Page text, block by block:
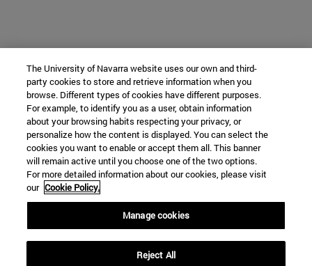
The University of Navarra website uses our own and third-
party cookies to store and retrieve information when you
browse. Different types of cookies have different purposes.
For example, to identify you as a user, obtain information
about your browsing habits respecting your privacy, or
personalize how the content is displayed. You can select the
cookies you want to enable or accept them all. This banner
will remain active until you choose one of the two options.
For more detailed information about our cookies, please visit
our Cookie Policy.
Manage cookies
Reject All